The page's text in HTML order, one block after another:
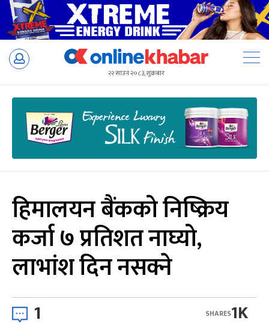
Skip
२२ साउन २०८३, शुक्रबार
हिमालयन बैंकको निष्क्रिय
कर्जा ७ प्रतिशत नाघ्यो,
लाभांश दिन नसक्ने
1 1K
SHARES